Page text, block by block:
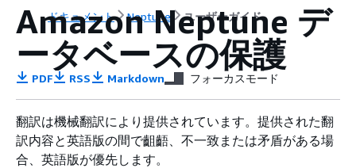
ドキュメント Neptune ユーザーガイド
Amazon Neptune デ
ータベースの保護
PDF RSS Markdown フォーカスモード
翻訳は機械翻訳により提供されています。提供された翻
訳内容と英語版の間で齟齬、不一致または矛盾がある場
合、英語版が優先します。